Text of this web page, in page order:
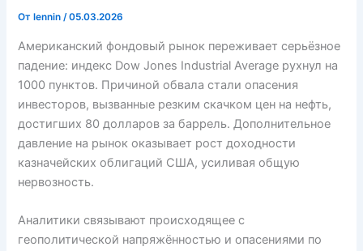
От lennin/05.03.2026
Американский фондовый рынок переживает серьёзное
падение: индекс Dow Jones Industrial Average рухнул на
1000 пунктов. Причиной обвала стали опасения
инвесторов, вызванные резким скачком цен на нефть,
достигших 80 долларов за баррель. Дополнительное
давление на рынок оказывает рост доходности
казначейских облигаций США, усиливая общую
нервозность.
Аналитики связывают происходящее с
геополитической напряжённостью и опасениями по